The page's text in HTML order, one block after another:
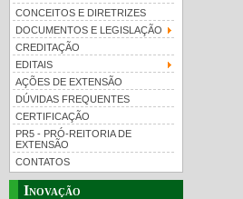
CONCEITOS E DIRETRIZES
DOCUMENTOS E LEGISLAÇÃO
CREDITAÇÃO
EDITAIS
AÇÕES DE EXTENSÃO
DÚVIDAS FREQUENTES
CERTIFICAÇÃO
PR5 - PRÓ-REITORIA DE
EXTENSÃO
CONTATOS
Inovação